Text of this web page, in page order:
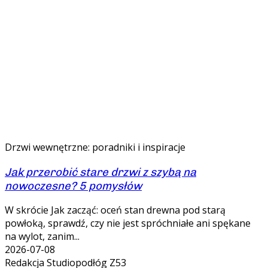
Drzwi wewnętrzne: poradniki i inspiracje
Jak przerobić stare drzwi z szybą na
nowoczesne? 5 pomysłów
W skrócie Jak zacząć: oceń stan drewna pod starą
powłoką, sprawdź, czy nie jest spróchniałe ani spękane
na wylot, zanim...
2026-07-08
Redakcja Studiopodłóg Z53